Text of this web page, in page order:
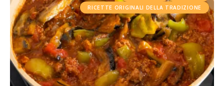
RICETTE ORIGINALI DELLA TRADIZIONE